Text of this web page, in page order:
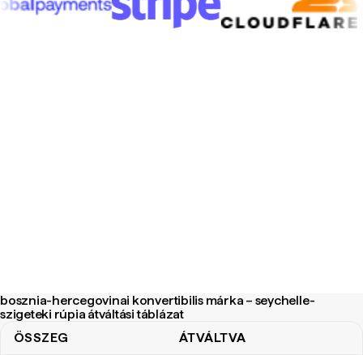
bosznia-hercegovinai konvertibilis márka – seychelle-
szigeteki rúpia átváltási táblázat
ÖSSZEG ÁTVÁLTVA